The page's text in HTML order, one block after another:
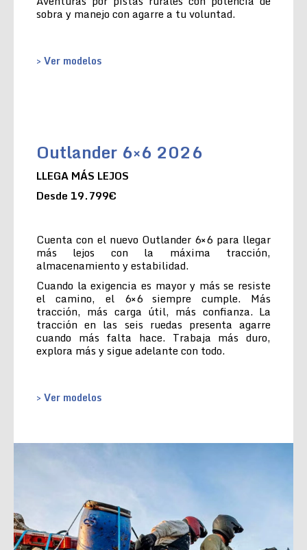
sobra y manejo con agarre a tu voluntad.
> Ver modelos
Outlander 6×6 2026
LLEGA MÁS LEJOS
Desde 19.799€
Cuenta con el nuevo Outlander 6×6 para llegar
más lejos con la máxima tracción,
almacenamiento y estabilidad.
Cuando la exigencia es mayor y más se resiste
el camino, el 6×6 siempre cumple. Más
tracción, más carga útil, más confianza. La
tracción en las seis ruedas presenta agarre
cuando más falta hace. Trabaja más duro,
explora más y sigue adelante con todo.
> Ver modelos